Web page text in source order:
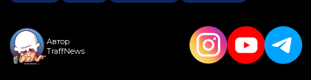
Автор
TraffNews